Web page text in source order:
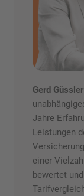
Gerd
Jahre
Leistungen
einer
bewertet